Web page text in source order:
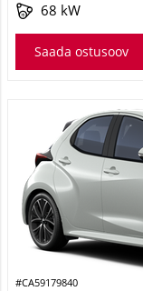
68 kW
Saada ostusoov
#CA59179840